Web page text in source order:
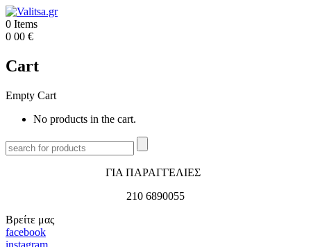
0 Items
0 00 €
Cart
Empty Cart
No products in the cart.
ΓΙΑ ΠΑΡΑΓΓΕΛΙΕΣ
210 6890055
Βρείτε μας
facebook
instagram